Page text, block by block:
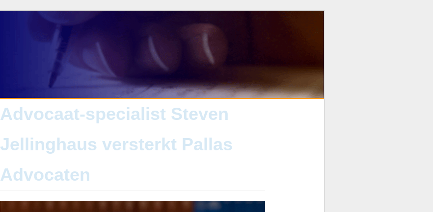
Advocaat-specialist Steven
Jellinghaus versterkt Pallas
Advocaten